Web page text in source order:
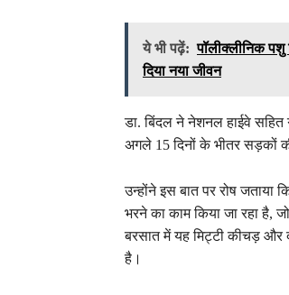
ये भी पढ़ें: पॉलीक्लीनिक
दिया नया जीवन
डा. बिंदल ने नेशनल हाईवे सहित
अगले 15 दिनों के भीतर सड़कों
उन्होंने इस बात पर रोष
भरने का काम किया जा रहा है,
बरसात में यह मिट्टी कीचड़
है।